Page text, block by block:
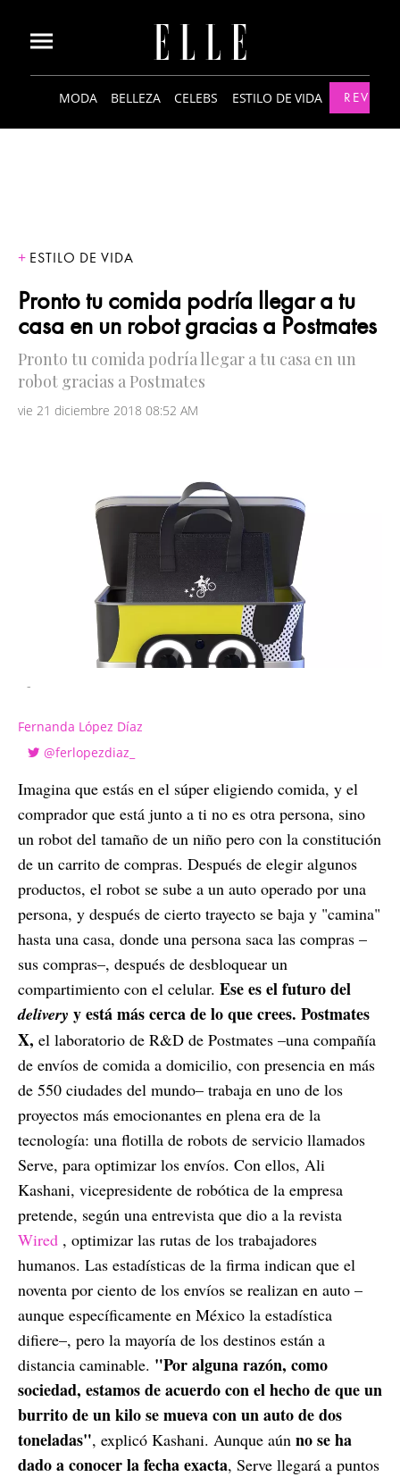
MODA BELLEZA CELEBS ESTILO DE VIDA
ESTILO DE VIDA
Pronto tu comida podría llegar a tu
casa en un robot gracias a Postmates
Pronto tu comida podría llegar a tu casa en un
robot gracias a Postmates
vie 21 diciembre 2018 08:52 AM
-
Fernanda López Díaz
@ferlopezdiaz_
Imagina que estás en el súper eligiendo comida, y el
comprador que está junto a ti no es otra persona, sino
un robot del tamaño de un niño pero con la constitución
de un carrito de compras. Después de elegir algunos
productos, el robot se sube a un auto operado por una
persona, y después de cierto trayecto se baja y "camina"
hasta una casa, donde una persona saca las compras –
sus compras–, después de desbloquear un
compartimiento con el celular. Ese es el futuro del
delivery y está más cerca de lo que crees. Postmates
X, el laboratorio de R&D de Postmates –una compañía
de envíos de comida a domicilio, con presencia en más
de 550 ciudades del mundo– trabaja en uno de los
proyectos más emocionantes en plena era de la
tecnología: una flotilla de robots de servicio llamados
Serve, para optimizar los envíos. Con ellos, Ali
Kashani, vicepresidente de robótica de la empresa
pretende, según una entrevista que dio a la revista
Wired , optimizar las rutas de los trabajadores
humanos. Las estadísticas de la firma indican que el
noventa por ciento de los envíos se realizan en auto –
aunque específicamente en México la estadística
difiere–, pero la mayoría de los destinos están a
distancia caminable. "Por alguna razón, como
sociedad, estamos de acuerdo con el hecho de que un
burrito de un kilo se mueva con un auto de dos
toneladas", explicó Kashani. Aunque aún no se ha
dado a conocer la fecha exacta, Serve llegará a puntos